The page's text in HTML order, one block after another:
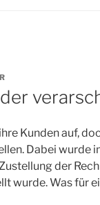
Kunden auf,
Dabei wurde
der
wurde. Was für